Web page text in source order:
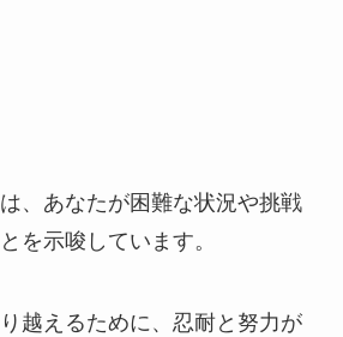
、あなたが困難な状況や挑戦
を示唆しています。
越えるために、忍耐と努力が